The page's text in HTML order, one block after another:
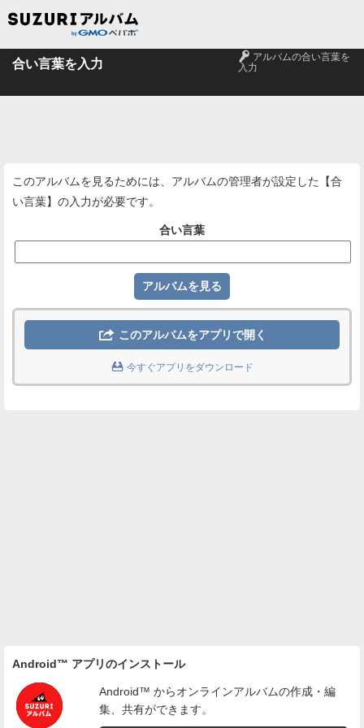
合い言葉を入力 🔑 アルバムの合い言葉を
入力
このアルバムを見るためには、アルバムの管理者が設定した【合
い言葉】の入力が必要です。
合い言葉
 このアルバムをアプリで開く
 今すぐアプリをダウンロード
Android™ アプリのインストール
Android™ からオンラインアルバムの作成・編
集、共有ができます。